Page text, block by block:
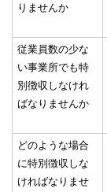
りませんか
従業員数の少な
い事業所でも特
別徴収しなけれ
ばなりませんか
どのような場合
に特別徴収しな
ければなりませ